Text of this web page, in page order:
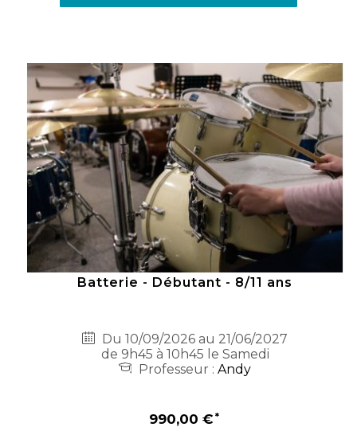
Batterie - Débutant - 8/11 ans
Du 10/09/2026 au 21/06/2027
de 9h45 à 10h45 le Samedi
Professeur :Andy
990,00 €